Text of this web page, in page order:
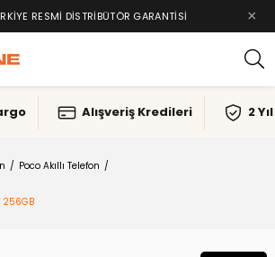
RESMI DISTRIBÜTÖR GARANTISI ×
Alışveriş Kredileri 2
Poco Akıllı Telefon
256GB